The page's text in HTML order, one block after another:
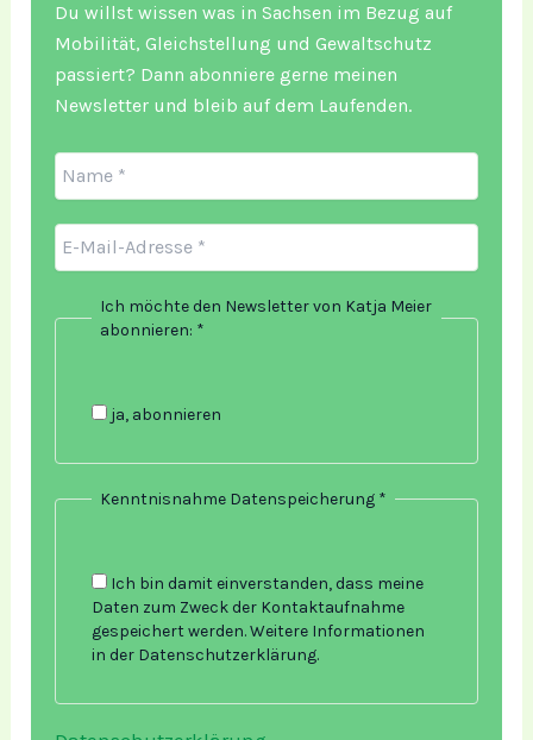
Du willst wissen was in Sachsen im Bezug auf
Mobilität, Gleichstellung und Gewaltschutz
passiert? Dann abonniere gerne meinen
Newsletter und bleib auf dem Laufenden.
Ich möchte den Newsletter von Katja Meier
abonnieren: *
ja, abonnieren
Kenntnisnahme Datenspeicherung *
Ich bin damit einverstanden, dass meine
Daten zum Zweck der Kontaktaufnahme
gespeichert werden. Weitere Informationen
in der Datenschutzerklärung.